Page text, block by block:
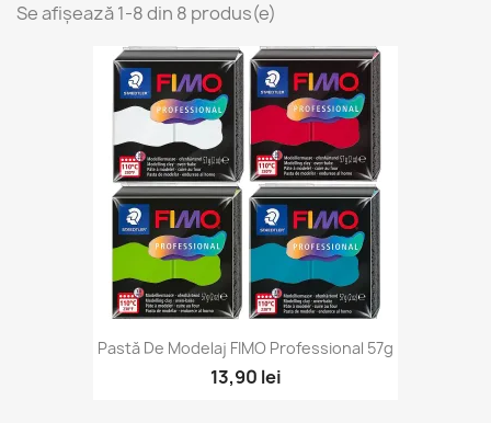
Se afișează 1-8 din 8 produs(e)
Pastă De Modelaj FIMO Professional 57g
13,90 lei